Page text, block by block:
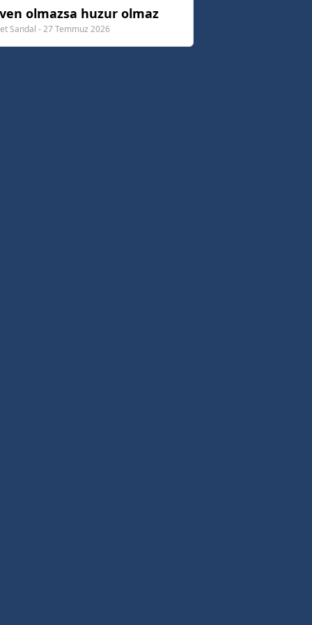
olmazsa huzur olmaz
Sandal - 27 Temmuz 2026